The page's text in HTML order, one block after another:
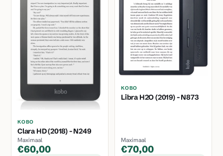
KOBO
Clara HD (2018) - N249
Maximaal
€60,00
KOBO
Libra H2O (2019) - N873
Maximaal
€70,00